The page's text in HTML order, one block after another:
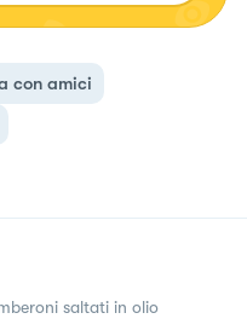
classiche e farle a
sempre il salato e tra
in particolare la pasta.
con amici
saltati in olio